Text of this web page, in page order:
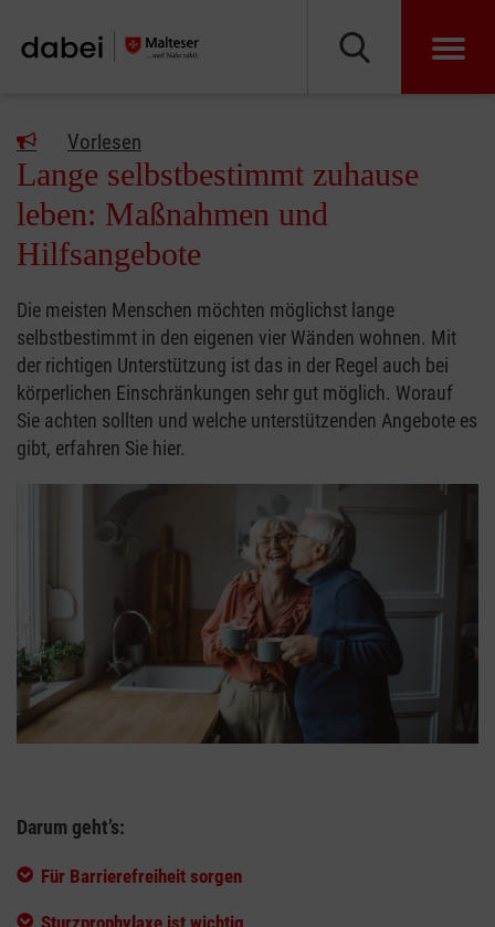
Vorlesen
Lange selbstbestimmt zuhause
leben: Maßnahmen und
Hilfsangebote
Die meisten Menschen möchten möglichst lange
selbstbestimmt in den eigenen vier Wänden wohnen. Mit
der richtigen Unterstützung ist das in der Regel auch bei
körperlichen Einschränkungen sehr gut möglich. Worauf
Sie achten sollten und welche unterstützenden Angebote es
gibt, erfahren Sie hier.
Darum geht’s:
Für Barrierefreiheit sorgen